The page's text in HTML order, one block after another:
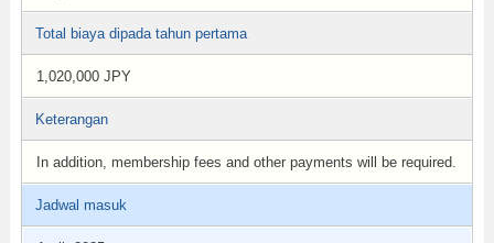
Total biaya dipada tahun pertama
1,020,000 JPY
Keterangan
In addition, membership fees and other payments will be required.
Jadwal masuk